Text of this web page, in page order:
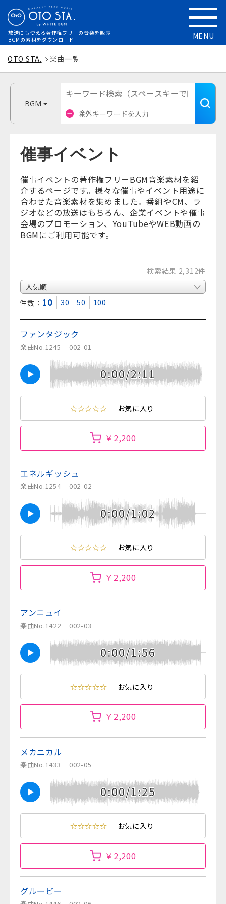
放送にも使える著作権フリーの音楽を販売
BGMの素材をダウンロード
MENU
OTO STA. 楽曲一覧
BGM
催事イベント
催事イベントの著作権フリーBGM音楽素材を紹
介するページです。様々な催事やイベント用途に
合わせた音楽素材を集めました。番組やCM、ラ
ジオなどの放送はもちろん、企業イベントや催事
会場のプロモーション、YouTubeやWEB動画の
BGMにご利用可能です。
検索結果 2,312件
表示件数： 10 30 50 100
ファンタジック
楽曲No.1245 002-01
0:00/2:11
☆☆☆☆☆ お気に入り
￥2,200
エネルギッシュ
楽曲No.1254 002-02
0:00/1:02
☆☆☆☆☆ お気に入り
￥2,200
アンニュイ
楽曲No.1422 002-03
0:00/1:56
☆☆☆☆☆ お気に入り
￥2,200
メカニカル
楽曲No.1433 002-05
0:00/1:25
☆☆☆☆☆ お気に入り
￥2,200
グルービー